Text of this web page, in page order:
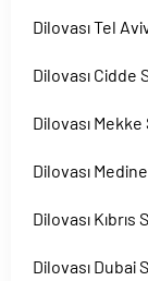
Dilovası Tel
Dilovası Cidde
Dilovası Mekke
Dilovası
Dilovası Kıbrıs
Dilovası Dubai